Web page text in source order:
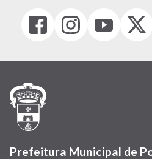
Facebook
(link
em
janela)
Instagram
(link
em
(link
em
(Antigo
(link
Prefeitura Municipal de